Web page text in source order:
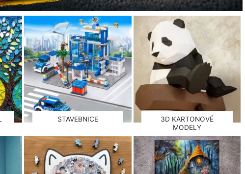
STAVEBNICE
3D KARTONOVÉ
MODELY